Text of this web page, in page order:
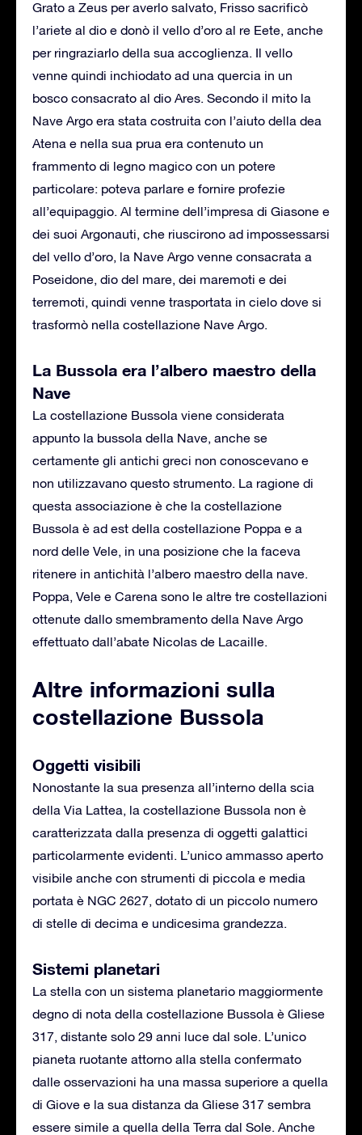
Grato a Zeus per averlo salvato, Frisso sacrificò
l’ariete al dio e donò il vello d’oro al re Eete, anche
per ringraziarlo della sua accoglienza. Il vello
venne quindi inchiodato ad una quercia in un
bosco consacrato al dio Ares. Secondo il mito la
Nave Argo era stata costruita con l’aiuto della dea
Atena e nella sua prua era contenuto un
frammento di legno magico con un potere
particolare: poteva parlare e fornire profezie
all’equipaggio. Al termine dell’impresa di Giasone e
dei suoi Argonauti, che riuscirono ad impossessarsi
del vello d’oro, la Nave Argo venne consacrata a
Poseidone, dio del mare, dei maremoti e dei
terremoti, quindi venne trasportata in cielo dove si
trasformò nella costellazione Nave Argo.
La Bussola era l’albero maestro della
Nave
La costellazione Bussola viene considerata
appunto la bussola della Nave, anche se
certamente gli antichi greci non conoscevano e
non utilizzavano questo strumento. La ragione di
questa associazione è che la costellazione
Bussola è ad est della costellazione Poppa e a
nord delle Vele, in una posizione che la faceva
ritenere in antichità l’albero maestro della nave.
Poppa, Vele e Carena sono le altre tre costellazioni
ottenute dallo smembramento della Nave Argo
effettuato dall’abate Nicolas de Lacaille.
Altre informazioni sulla
costellazione Bussola
Oggetti visibili
Nonostante la sua presenza all’interno della scia
della Via Lattea, la costellazione Bussola non è
caratterizzata dalla presenza di oggetti galattici
particolarmente evidenti. L’unico ammasso aperto
visibile anche con strumenti di piccola e media
portata è NGC 2627, dotato di un piccolo numero
di stelle di decima e undicesima grandezza.
Sistemi planetari
La stella con un sistema planetario maggiormente
degno di nota della costellazione Bussola è Gliese
317, distante solo 29 anni luce dal sole. L’unico
pianeta ruotante attorno alla stella confermato
dalle osservazioni ha una massa superiore a quella
di Giove e la sua distanza da Gliese 317 sembra
essere simile a quella della Terra dal Sole. Anche